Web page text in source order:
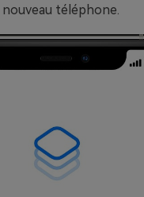
téléphone.